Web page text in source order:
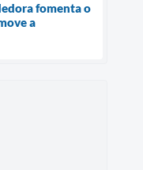
fomenta o
a